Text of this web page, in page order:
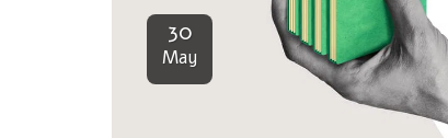
30
May